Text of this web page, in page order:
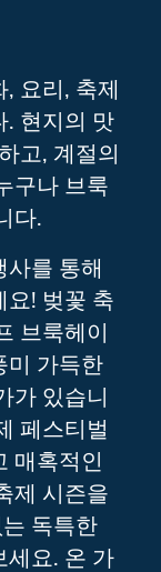
요리, 축제
. 현지의 맛
고, 계절의
구나 브룩
다.
사를 통해
요! 벚꽃 축
브룩헤이
미 가득한
가 있습니
페스티벌
매혹적인
제 시즌을
독특한
세요. 온 가